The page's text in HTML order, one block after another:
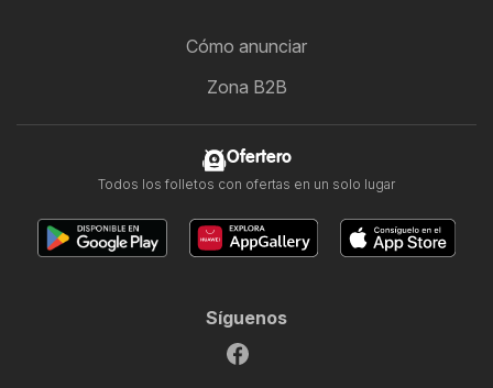
Cómo anunciar
Zona B2B
Ofertero
Todos los folletos con ofertas en un solo lugar
Síguenos